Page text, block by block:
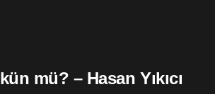
mü? – Hasan Yıkıcı